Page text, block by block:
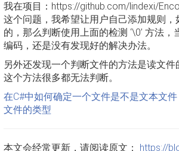
我在项目：https://github.com/lindexi/
这个问题，我希望让用户自己添加规则，
的，那么判断使用上面的检测 ‘\0’ 方法，
编码，还是没有发现好的解决办法。
另外还发现一个判断文件的方法是读文
这个方法很多都无法判断。
在C#中如何确定一个文件是不是文本文
文件的类型
本文会经常更新，请阅读原文： https://